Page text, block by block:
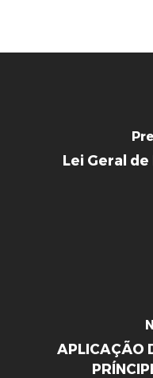
Lei Geral
APLICAÇÃO